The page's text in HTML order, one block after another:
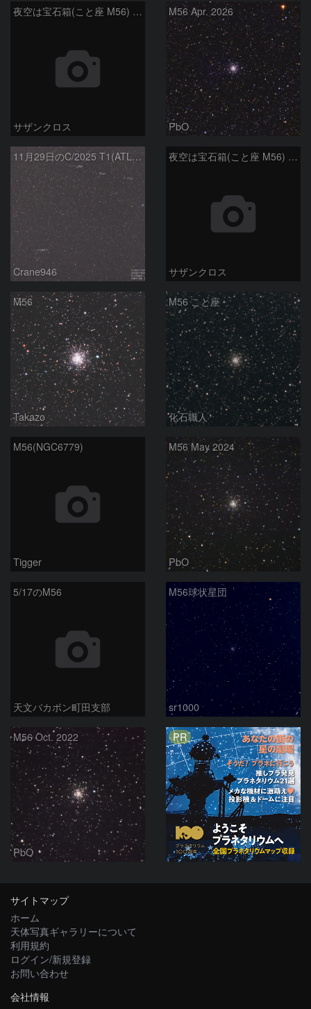
夜空は宝石箱(こと座 M56) Seestar50
サザンクロス
M56 Apr. 2026
PbO
11月29日のC/2025 T1(ATLAS)とM57、M56
Crane946
夜空は宝石箱(こと座 M56) Seestar50
サザンクロス
M56
Takazo
M56 こと座
化石職人
M56(NGC6779)
Tigger
M56 May 2024
PbO
5/17のM56
天文バカボン町田支部
M56球状星団
sr1000
M56 Oct. 2022
PbO
PR
サイトマップ
ホーム
天体写真ギャラリーについて
利用規約
ログイン/新規登録
お問い合わせ
会社情報